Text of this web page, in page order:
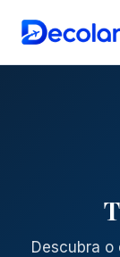
Descubra